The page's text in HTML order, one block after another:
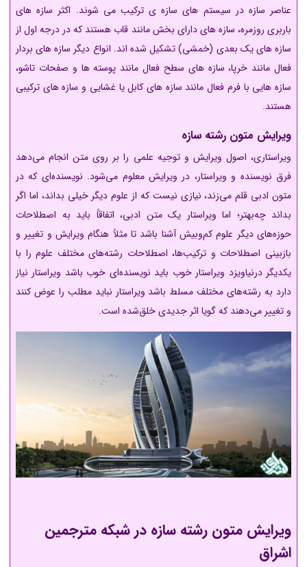
عناصر سازه در سیستم های سازه ی ترکیب می شوند. اکثر سازه های
باربری روزمره، سازه های دارای بخش مانند قاب هستند که در درجه اول از
سازه های یک بعدی (خمشی) تشکیل شده اند. انواع دیگر سازه های بردار
فعال مانند خرپا، سازه های سطح فعال مانند پوسته ها و صفحات تاشو،
سازه هایی با فرم فعال مانند سازه های کابل یا غشایی و سازه های ترکیبی
هستند.
ویرایش متون رشته سازه
ویراستاری، اصول ویرایش و توجیه علمی را بر روی متن انجام می‌دهد
فرق نویسنده و ویراستار، در ویرایش معلوم می‌شود. نویسنده‌ای که در
متون ادبی قلم می‌زند، نیازی نیست که از علوم دیگر خیلی بداند، اما اگر
بداند چه‌بهتر؛ اما ویراستار یک متن ادبی، اتفاقاً باید به اصطلاحات
حوزه‌های دیگر علوم کم‌وبیش آشنا باشد تا مثلاً هنگام ویرایش و تغییر و
بازبینی اصطلاحات و ترکیب‌ها، اصطلاحات رشته‌های مختلف علوم را با
یکدیگر درنیاویزد ویراستار خوب باید نویسنده‌ای خوب باشد ویراستار نیاز
دارد به رشته‌های مختلف مسلط باشد ویراستار نباید مطلب را عوض کنند
و تغییر می‌دهند که گویا اثر جدیدی خلق‌شده است.
ویرایش متون رشته سازه در شبکه مترجمین
اشراق